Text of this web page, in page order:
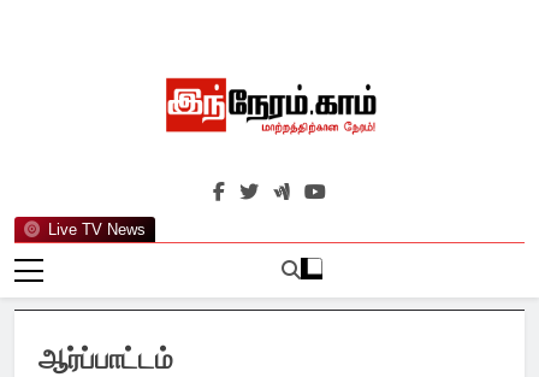
Live TV News
இந்நேரம்.காம்
செய்திகளுக்கு அப்பால்…
ஆர்ப்பாட்டம்